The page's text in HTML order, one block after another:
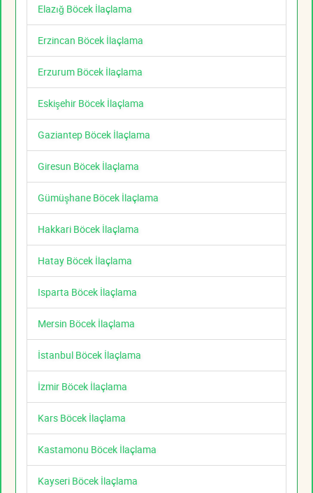
Elazığ Böcek İlaçlama
Erzincan Böcek İlaçlama
Erzurum Böcek İlaçlama
Eskişehir Böcek İlaçlama
Gaziantep Böcek İlaçlama
Giresun Böcek İlaçlama
Gümüşhane Böcek İlaçlama
Hakkari Böcek İlaçlama
Hatay Böcek İlaçlama
Isparta Böcek İlaçlama
Mersin Böcek İlaçlama
İstanbul Böcek İlaçlama
İzmir Böcek İlaçlama
Kars Böcek İlaçlama
Kastamonu Böcek İlaçlama
Kayseri Böcek İlaçlama